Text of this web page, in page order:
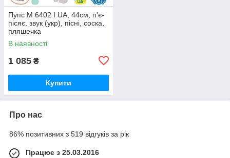
Пупс M 6402 I UA, 44см, п'є-
пісяє, звук (укр), пісні, соска,
пляшечка
В наявності
1 085 ₴
Купити
Про нас
86% позитивних з 519 відгуків за рік
Працює з 25.03.2016